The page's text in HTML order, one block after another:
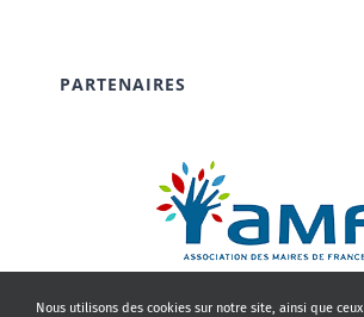
PARTENAIRES
Nous utilisons des cookies sur notre site, ainsi que ceux